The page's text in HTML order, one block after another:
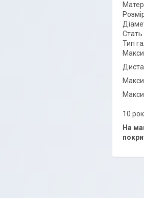
Стать
Тип
10
На